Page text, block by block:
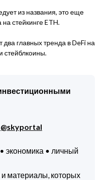
из названия, это еще
стейкинге ETH.
главных тренда в DeFi на
стейблкоины.
@skyportal
экономика • личный
материалы, которых